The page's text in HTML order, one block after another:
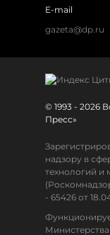
E-mail
gazeta@dp.ru
© 1993 - 2026
Пресс»
надзору в
технологий и
- 65426 от